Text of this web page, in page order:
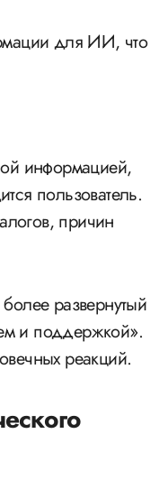
для ИИ, что
информацией,
пользователь.
причин
развернутый
и поддержкой».
реакций.